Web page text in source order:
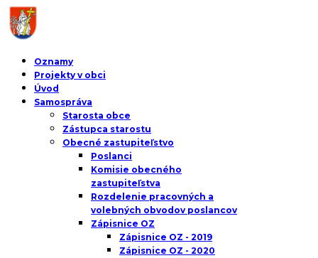
Oznamy
Projekty v obci
Úvod
Samospráva
Starosta obce
Zástupca starostu
Obecné zastupiteľstvo
Poslanci
Komisie obecného
zastupiteľstva
Rozdelenie pracovných a
volebných obvodov poslancov
Zápisnice OZ
Zápisnice OZ - 2019
Zápisnice OZ - 2020